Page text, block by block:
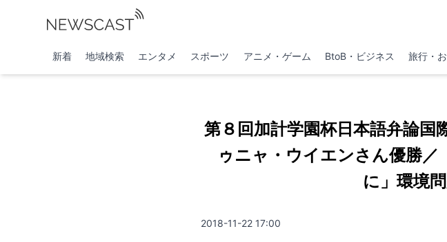
新着 地域検索 エンタメ スポーツ アニメ・ゲーム BtoB・ビジネス 旅行・
第８回加計学園杯日本語弁論
ゥニャ・ウイエンさん優勝
に」環境
2018-11-22 17:00